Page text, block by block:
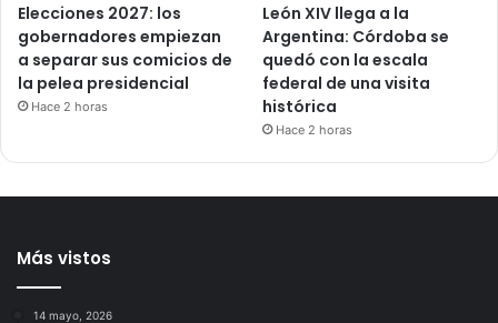
Elecciones 2027: los
gobernadores empiezan
a separar sus comicios de
la pelea presidencial
Hace 2 horas
León XIV llega a la
Argentina: Córdoba se
quedó con la escala
federal de una visita
histórica
Hace 2 horas
Más vistos
14 mayo, 2026